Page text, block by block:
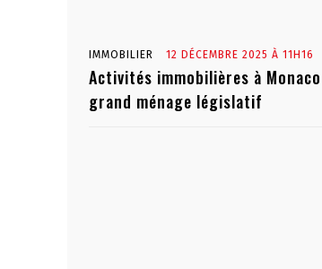
IMMOBILIER 12 DÉCEMBRE 2025 À 11H16
Activités immobilières à
grand ménage législatif